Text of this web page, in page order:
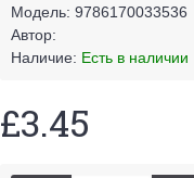
Модель: 9786170033536
Автор:
Наличие: Есть в наличии
£3.45